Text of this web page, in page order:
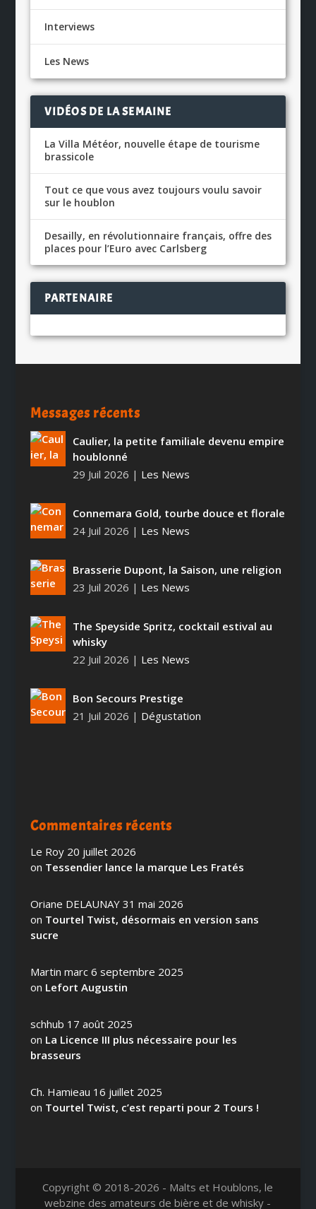
Interviews
Les News
VIDÉOS DE LA SEMAINE
La Villa Météor, nouvelle étape de tourisme
brassicole
Tout ce que vous avez toujours voulu savoir
sur le houblon
Desailly, en révolutionnaire français, offre des
places pour l’Euro avec Carlsberg
PARTENAIRE
Messages récents
Caulier, la petite familiale devenu empire
houblonné
29 Juil 2026 | Les News
Connemara Gold, tourbe douce et florale
24 Juil 2026 | Les News
Brasserie Dupont, la Saison, une religion
23 Juil 2026 | Les News
The Speyside Spritz, cocktail estival au
whisky
22 Juil 2026 | Les News
Bon Secours Prestige
21 Juil 2026 | Dégustation
Commentaires récents
Le Roy 20 juillet 2026
on Tessendier lance la marque Les Fratés
Oriane DELAUNAY 31 mai 2026
on Tourtel Twist, désormais en version sans
sucre
Martin marc 6 septembre 2025
on Lefort Augustin
schhub 17 août 2025
on La Licence III plus nécessaire pour les
brasseurs
Ch. Hamieau 16 juillet 2025
on Tourtel Twist, c’est reparti pour 2 Tours !
Copyright © 2018-2026 - Malts et Houblons, le
webzine des amateurs de bière et de whisky -